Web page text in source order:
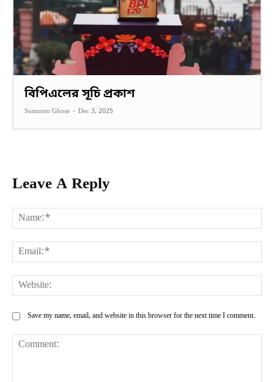
বিপিএলের সূচি প্রকাশ
Sumonto Ghose - Dec 3, 2025
Leave A Reply
Save my name, email, and website in this browser for the next time I comment.